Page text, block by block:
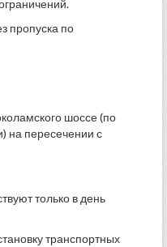
пропуска по
шоссе (по
на пересечении с
только в день
транспортных